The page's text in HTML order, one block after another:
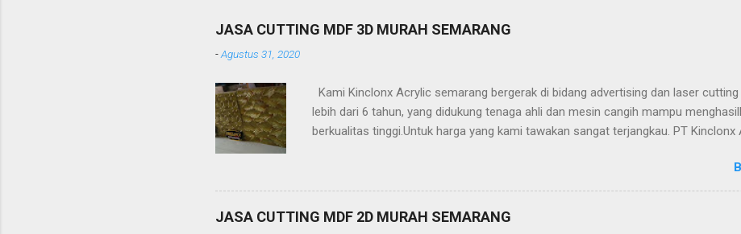
JASA CUTTING MDF 3D MURAH SEMARANG
-Agustus 31, 2020
Kami Kinclonx Acrylic semarang bergerak di bidang advertising dan laser cutting
lebih dari 6 tahun, yang didukung tenaga ahli dan mesin cangih mampu
berkualitas tinggi.Untuk harga yang kami tawakan sangat terjangkau. PT
-Pagar -Railling Tangga/Balkon -Kanopi -Wallpanel 2D dan 3D -Partisi (sekat)
(platbesi, stainless, tembaga, baja, ACP, dll) -Jasa Potong Non Metal (Acrylic,
Kelebihan Kinclonx Acrylic : -Pelayanan Prima -Hasil Produk Berkualitas -Harga
JASA CUTTING MDF 2D MURAH SEMARANG